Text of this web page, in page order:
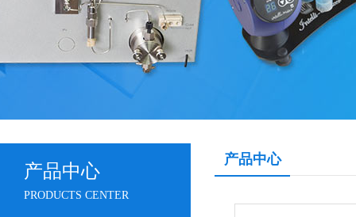
产品中心
PRODUCTS CENTER
产品中心